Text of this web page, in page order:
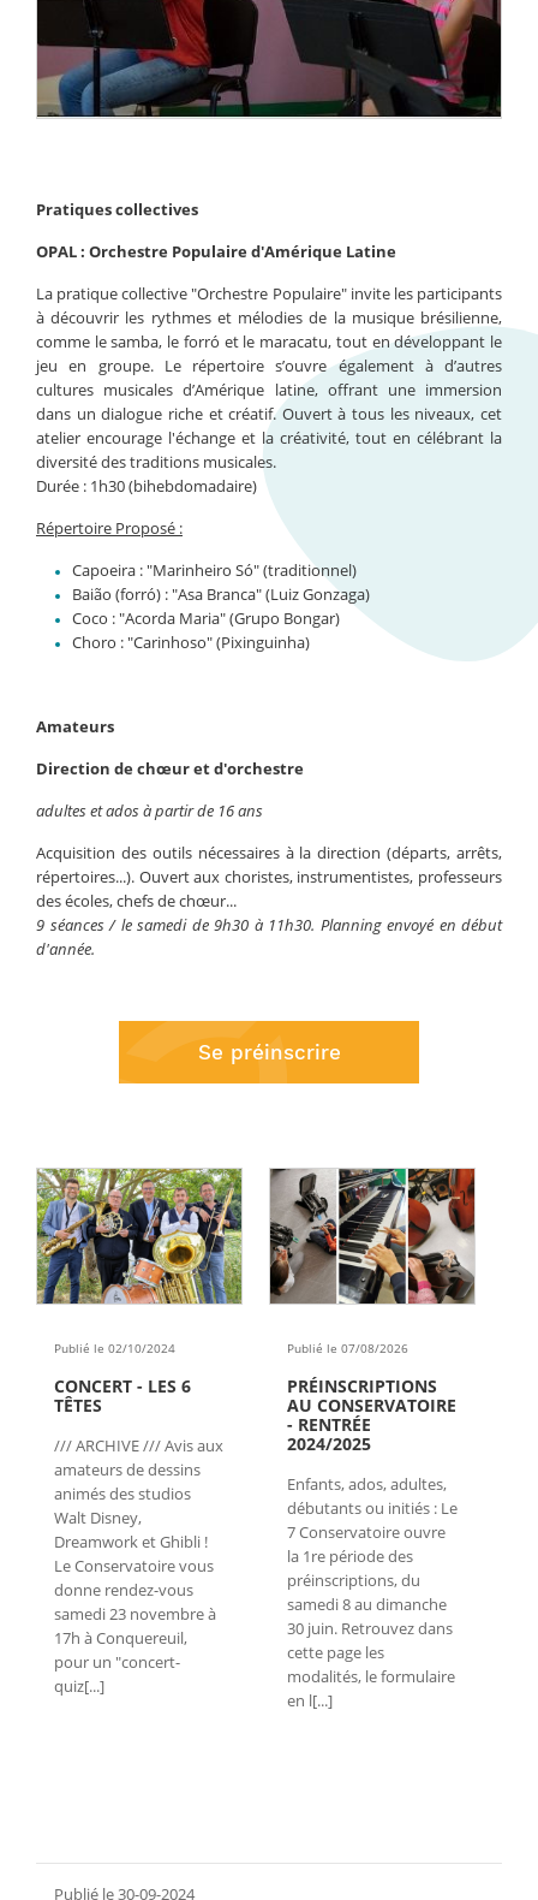
Pratiques collectives
OPAL : Orchestre Populaire d'Amérique Latine
La pratique collective "Orchestre Populaire" invite les participants
à découvrir les rythmes et mélodies de la musique brésilienne,
comme le samba, le forró et le maracatu, tout en développant le
jeu en groupe. Le répertoire s’ouvre également à d’autres
cultures musicales d’Amérique latine, offrant une immersion
dans un dialogue riche et créatif. Ouvert à tous les niveaux, cet
atelier encourage l'échange et la créativité, tout en célébrant la
diversité des traditions musicales.
Durée : 1h30 (bihebdomadaire)
Répertoire Proposé :
Capoeira : "Marinheiro Só" (traditionnel)
Baião (forró) : "Asa Branca" (Luiz Gonzaga)
Coco : "Acorda Maria" (Grupo Bongar)
Choro : "Carinhoso" (Pixinguinha)
Amateurs
Direction de chœur et d'orchestre
adultes et ados à partir de 16 ans
Acquisition des outils nécessaires à la direction (départs, arrêts,
répertoires...). Ouvert aux choristes, instrumentistes, professeurs
des écoles, chefs de chœur...
9 séances / le samedi de 9h30 à 11h30. Planning envoyé en début
d'année.
Se préinscrire
Publié le 02/10/2024
CONCERT - LES 6
TÊTES
/// ARCHIVE /// Avis aux
amateurs de dessins
animés des studios
Walt Disney,
Dreamwork et Ghibli !
Le Conservatoire vous
donne rendez-vous
samedi 23 novembre à
17h à Conquereuil,
pour un "concert-
quiz[...]
Publié le 07/08/2026
PRÉINSCRIPTIONS
AU CONSERVATOIRE
- RENTRÉE
2024/2025
Enfants, ados, adultes,
débutants ou initiés : Le
7 Conservatoire ouvre
la 1re période des
préinscriptions, du
samedi 8 au dimanche
30 juin. Retrouvez dans
cette page les
modalités, le formulaire
en l[...]
Publié le 30-09-2024